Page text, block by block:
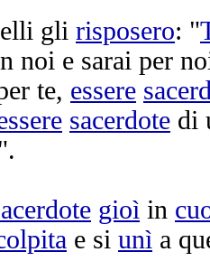
gli risposero: "
noi e sarai per
te, essere
sacerdote di
gioì in
e si unì a